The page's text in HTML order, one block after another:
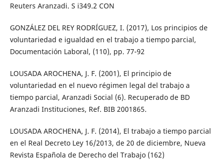
Reuters Aranzadi. S i349.2 CON
GONZÁLEZ DEL REY RODRÍGUEZ, I. (2017), Los principios de
voluntariedad e igualdad en el trabajo a tiempo parcial,
Documentación Laboral, (110), pp. 77-92
LOUSADA AROCHENA, J. F. (2001), El principio de
voluntariedad en el nuevo régimen legal del trabajo a
tiempo parcial, Aranzadi Social (6). Recuperado de BD
Aranzadi Instituciones, Ref. BIB 2001865.
LOUSADA AROCHENA, J. F. (2014), El trabajo a tiempo parcial
en el Real Decreto Ley 16/2013, de 20 de diciembre, Nueva
Revista Española de Derecho del Trabajo (162)